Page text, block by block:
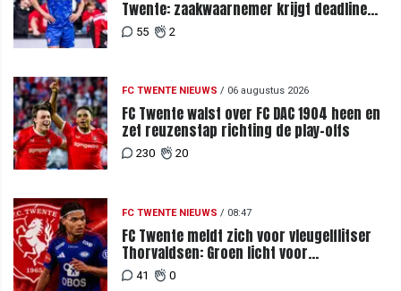
Twente: zaakwaarnemer krijgt deadline
vanwege komst vervanger
55 2
FC TWENTE NIEUWS / 06 augustus 2026
FC Twente walst over FC DAC 1904 heen en
zet reuzenstap richting de play-offs
230 20
FC TWENTE NIEUWS / 08:47
FC Twente meldt zich voor vleugelflitser
Thorvaldsen: Groen licht voor
miljoenenbod
41 0